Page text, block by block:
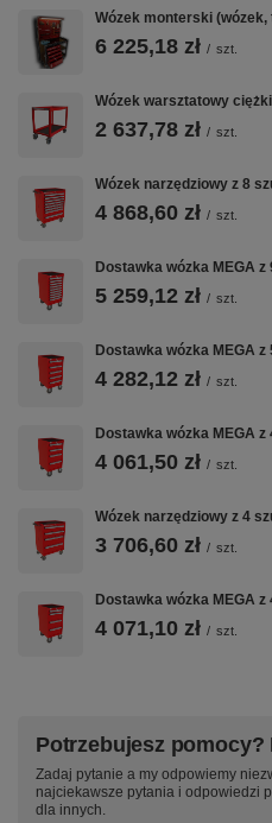
Szybki przegląd
Wózek monterski (wózek,
6 225,18 zł / szt.
Wózek warsztatowy
2 637,78 zł / szt.
Wózek narzędziowy z 8
4 868,60 zł / szt.
Dostawka wózka MEGA z
5 259,12 zł / szt.
Dostawka wózka MEGA
4 282,12 zł / szt.
Dostawka wózka MEGA z
4 061,50 zł / szt.
Wózek narzędziowy z 4
3 706,60 zł / szt.
Dostawka wózka MEGA
4 071,10 zł / szt.
Potrzebujesz pomocy?
Zadaj pytanie a my odpowiemy
najciekawsze pytania i odpowiedzi
dla innych.